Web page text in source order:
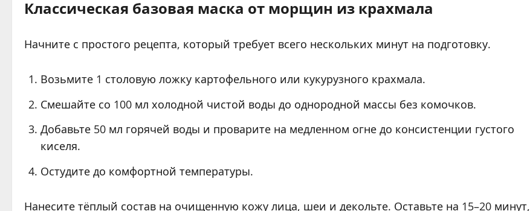
Классическая базовая маска от морщин из крахмала
Начните с простого рецепта, который требует всего нескольких минут на подготовку.
Возьмите 1 столовую ложку картофельного или кукурузного крахмала.
Смешайте со 100 мл холодной чистой воды до однородной массы без комочков.
Добавьте 50 мл горячей воды и проварите на медленном огне до консистенции густого
киселя.
Остудите до комфортной температуры.
Нанесите тёплый состав на очищенную кожу лица, шеи и декольте. Оставьте на 15–20 минут,